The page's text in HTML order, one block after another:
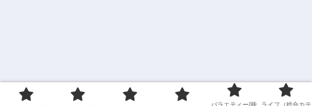
バラエティー/映 ライフ（総合カテ